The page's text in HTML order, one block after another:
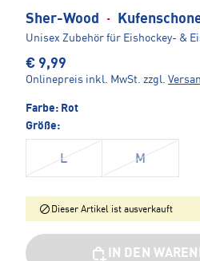
Sher-Wood ·
Unisex Zubehör für Eishockey- &
€ 9,99
Onlinepreis inkl. MwSt. zzgl.
Farbe: Rot
Größe:
L M
Dieser Artikel ist ausverkauft
IN DEN